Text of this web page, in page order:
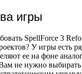
игры
SpellForce 3
У игры есть
ее на фоне
не нужно